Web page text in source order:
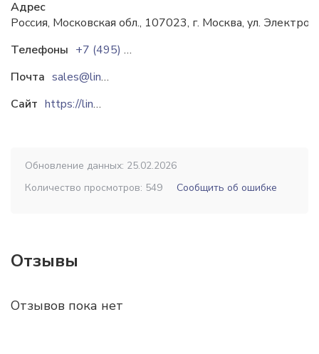
Адрес
Россия, Московская обл., 107023, г. Москва, ул.
Телефоны
+7 (495) 7348686
Почта
sales@linru.ru
Сайт
https://linru.ru
Обновление данных: 25.02.2026
Количество просмотров: 549
Сообщить об ошибке
Отзывы
Отзывов пока нет